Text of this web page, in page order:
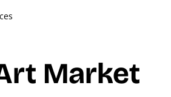
Market